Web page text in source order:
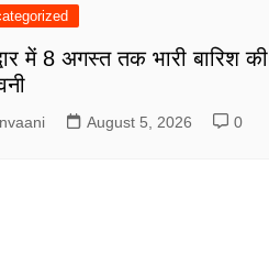
में 8 अगस्त तक भारी बारिश की
August 5, 2026 0